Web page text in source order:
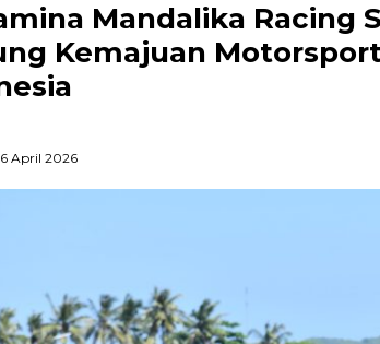
Mandalika Racing
Kemajuan
April 2026